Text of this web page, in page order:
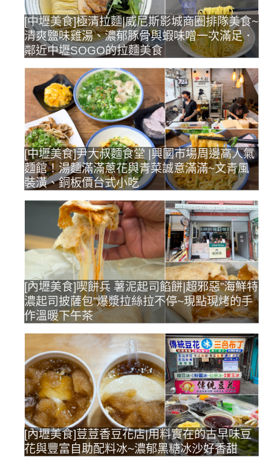
[中壢美食]極清拉麵|威尼斯影城商圈排隊美食~
清爽鹽味雞湯、濃郁豚骨與蝦味噌一次滿足．
鄰近中壢SOGO的拉麵美食
[中壢美食]尹大叔麵食堂 |興國市場周邊高人氣
麵館！湯麵滿滿蔥花與青菜誠意滿滿~文青風
裝潢、銅板價台式小吃
[內壢美食]喫餅兵 薯泥起司餡餅|超邪惡”海鮮特
濃起司披薩包”爆漿拉絲拉不停~現點現烤的手
作溫暖下午茶
[內壢美食]荳荳香豆花店|用料實在的古早味豆
花與豐富自助配料冰~濃郁黑糖冰沙好香甜